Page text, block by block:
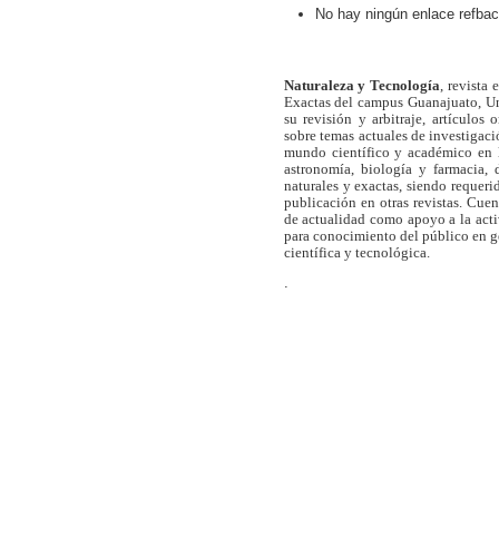
No hay ningún enlace
Naturaleza y Tecnología, revista
Exactas del campus Guanajuato,
su revisión y arbitraje, artículos
sobre temas actuales de
mundo científico y académico en
astronomía, biología y farmacia,
naturales y exactas, siendo
publicación en otras revistas.
de actualidad como apoyo a la
para conocimiento del público en
científica y tecnológica.
.